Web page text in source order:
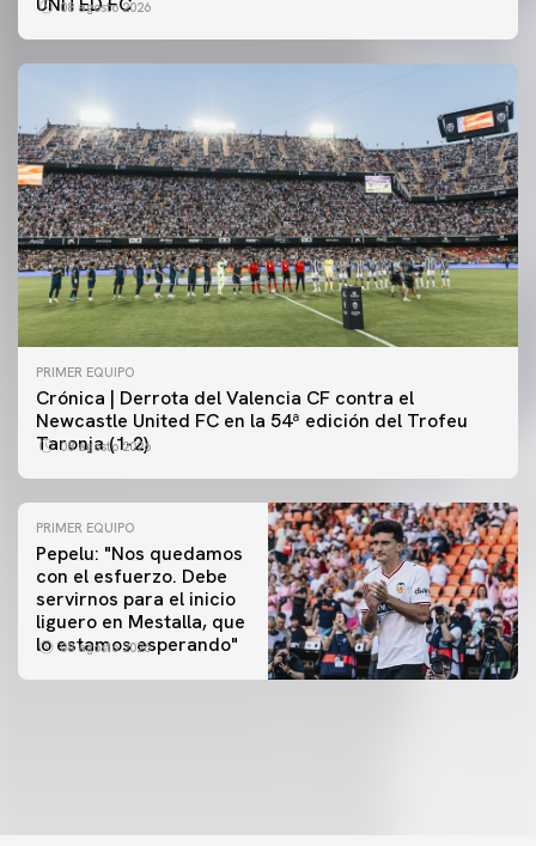
08 agosto 2026
PRIMER EQUIPO
Crónica | Derrota del Valencia CF contra el
Newcastle United FC en la 54ª edición del Trofeu
Taronja (1-2)
08 agosto 2026
PRIMER EQUIPO
Pepelu: "Nos quedamos
con el esfuerzo. Debe
servirnos para el inicio
liguero en Mestalla, que
lo estamos esperando"
08 agosto 2026
PRIMER EQUIPO
Las fotos del Valencia CF-Newcastle United FC
PRIMER EQUIPO
MESTALLA 📍